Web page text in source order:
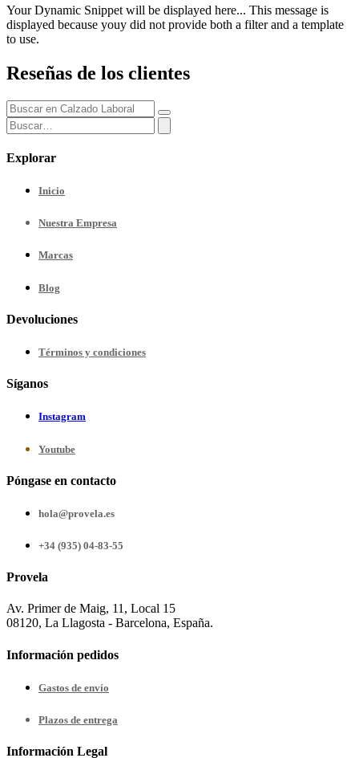
Your Dynamic Snippet will be displayed here... This message is
displayed because youy did not provide both a filter and a template
to use.
Reseñas de los clientes
Explorar
Inicio
Nuestra Empresa
Marcas
Blog
Devoluciones
Términos y condiciones
Síganos
Instagram
Youtube
Póngase en contacto
hola@provela.es
+34 (935) 04-83-55
Provela
Av. Primer de Maig, 11, Local 15
08120, La Llagosta - Barcelona, España.
Información pedidos
Gastos de envío
Plazos de entrega
Información Legal